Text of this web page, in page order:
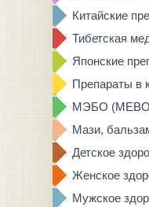
Китайские
Тибетская
Японские
Препараты в
МЭБО
Мази,
Детское
Женское
Мужское